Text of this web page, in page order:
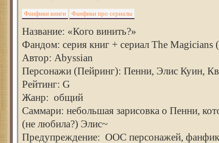
Фанфики книги Фанфики про сериалы
Название: «Кого винить?»
Фандом: серия книг + сериал The
Автор: Abyssian
Персонажи (Пейринг): Пенни, Элис Куин,
Рейтинг: G
Жанр: общий
Саммари: небольшая зарисовка о Пенни,
(не любила?) Элис~
Предупреждение: ООС персонажей,